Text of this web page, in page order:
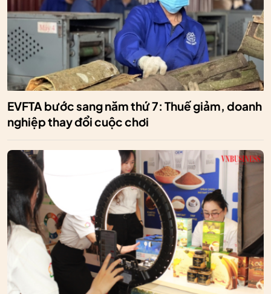
EVFTA bước sang năm thứ 7: Thuế giảm, doanh
nghiệp thay đổi cuộc chơi